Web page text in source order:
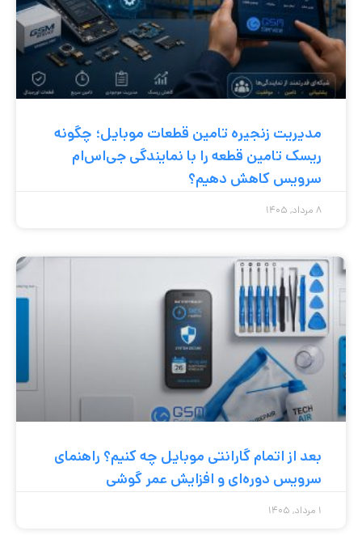
مدیریت زنجیره تامین قطعات موبایل؛ چگونه
ریسک تامین قطعه را با نمایندگی جی‌اس‌ام
سرویس کاهش دهیم؟
۸ مرداد, ۱۴۰۵
بعد از اتمام گارانتی موبایل چه کنیم؟ راهنمای
سرویس دوره‌ای و افزایش عمر گوشی
۱ مرداد, ۱۴۰۵